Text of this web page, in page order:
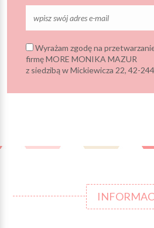
Wyrażam zgodę na
firmę MORE MONIKA MAZUR
z siedzibą w Mickiewicza 22, 42-